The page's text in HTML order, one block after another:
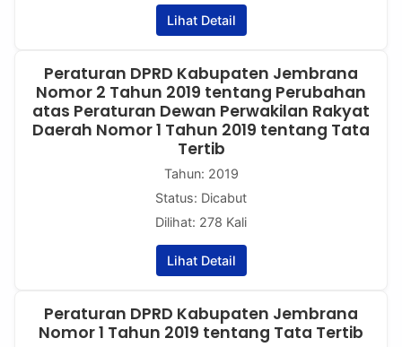
Lihat Detail
Peraturan DPRD Kabupaten Jembrana
Nomor 2 Tahun 2019 tentang Perubahan
atas Peraturan Dewan Perwakilan Rakyat
Daerah Nomor 1 Tahun 2019 tentang Tata
Tertib
Tahun: 2019
Status: Dicabut
Dilihat: 278 Kali
Lihat Detail
Peraturan DPRD Kabupaten Jembrana
Nomor 1 Tahun 2019 tentang Tata Tertib